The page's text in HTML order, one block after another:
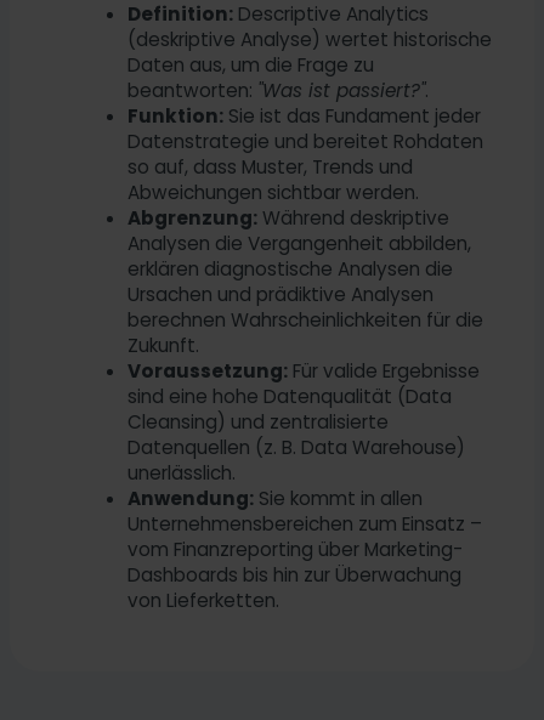
Definition: Descriptive Analytics
(deskriptive Analyse) wertet historische
Daten aus, um die Frage zu
beantworten: "Was ist passiert?".
Funktion: Sie ist das Fundament jeder
Datenstrategie und bereitet Rohdaten
so auf, dass Muster, Trends und
Abweichungen sichtbar werden.
Abgrenzung:Während deskriptive
Analysen die Vergangenheit abbilden,
erklären diagnostische Analysen die
Ursachen und prädiktive Analysen
berechnen Wahrscheinlichkeiten für die
Zukunft.
Voraussetzung: Für valide Ergebnisse
sind eine hohe Datenqualität (Data
Cleansing) und zentralisierte
Datenquellen (z. B. Data Warehouse)
unerlässlich.
Anwendung: Sie kommt in allen
Unternehmensbereichen zum Einsatz –
vom Finanzreporting über Marketing-
Dashboards bis hin zur Überwachung
von Lieferketten.